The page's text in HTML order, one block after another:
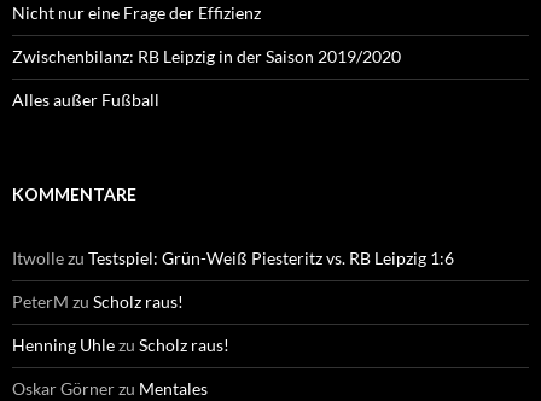
Nicht nur eine Frage der Effizienz
Zwischenbilanz: RB Leipzig in der Saison 2019/2020
Alles außer Fußball
KOMMENTARE
Itwollezu Testspiel: Grün-Weiß Piesteritz vs. RB Leipzig 1:6
PeterM zu Scholz raus!
Henning Uhlezu Scholz raus!
Oskar Görnerzu Mentales